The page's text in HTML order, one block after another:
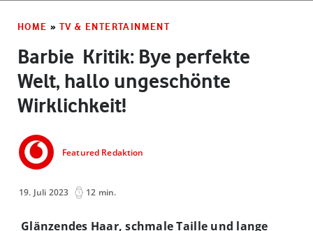
HOME » TV & ENTERTAINMENT
Barbie ­ Kritik: Bye perfekte
Welt, hallo ungeschönte
Wirklichkeit!
Featured Redaktion
19. Juli 2023 12 min.
Glänzendes Haar, schmale Taille und lange